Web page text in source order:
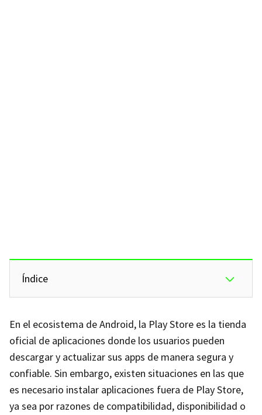
Índice
En el ecosistema de Android, la Play Store es la tienda
oficial de aplicaciones donde los usuarios pueden
descargar y actualizar sus apps de manera segura y
confiable. Sin embargo, existen situaciones en las que
es necesario instalar aplicaciones fuera de Play Store,
ya sea por razones de compatibilidad, disponibilidad o